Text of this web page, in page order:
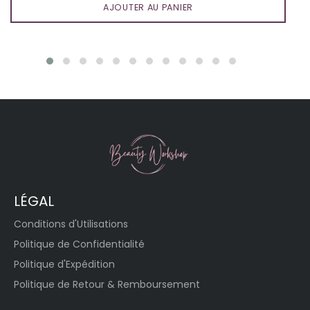
AJOUTER AU PANIER
LÉGAL
Conditions d'Utilisations
Politique de Confidentialité
Politique d'Expédition
Politique de Retour & Remboursement